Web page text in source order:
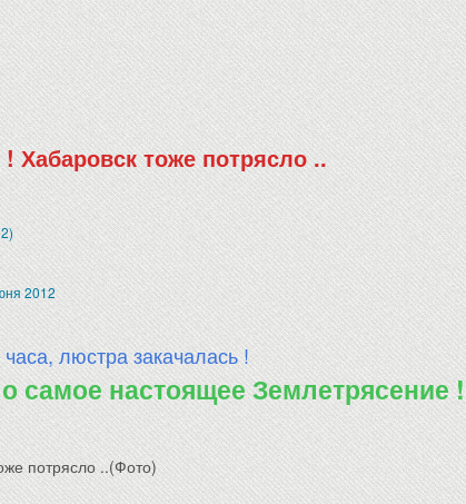
Хабаровск тоже потрясло ..
2012
люстра закачалась !
самое настоящее Землетрясение !